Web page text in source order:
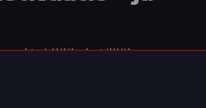
eri tekijään ja tällöin
psykologisia